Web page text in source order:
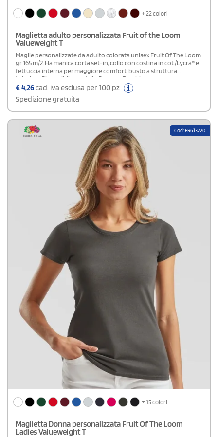
+ 22 colori
Maglietta adulto personalizzata Fruit of the Loom
Valueweight T
Maglie personalizzate da adulto colorata unisex Fruit Of The Loom
gr 165 m/2. Ha manica corta set-in, collo con costina in cot./Lycra® e
fettuccia interna per maggiore comfort, busto a struttura
tubolare.Disponibile modello Donna e Bambino
€4,26cad. iva esclusa per 100 pz
Spedizione gratuita
Cod: FR613720
+ 15 colori
Maglietta Donna personalizzata Fruit Of The Loom
Ladies Valueweight T